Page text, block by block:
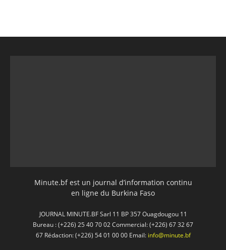
Minute.bf est un journal d’information continu
en ligne du Burkina Faso
JOURNAL MINUTE.BF Sarl 11 BP 357 Ouagdougou 11
Bureau : (+226) 25 40 70 02 Commercial: (+226) 67 32 67
67 Rédaction: (+226) 54 01 00 00 Email: info@minute.bf